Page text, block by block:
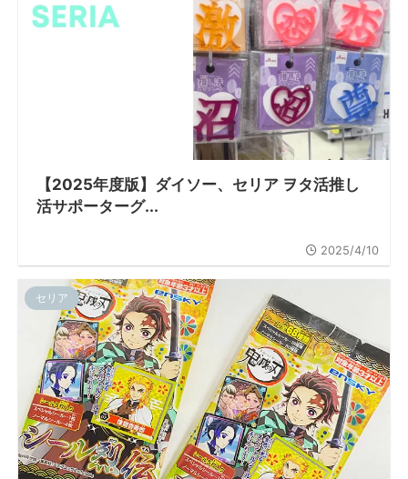
【2025年度版】ダイソー、セリア ヲタ活推し
活サポーターグ...
2025/4/10
セリア